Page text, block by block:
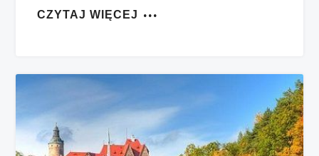
CZYTAJ WIĘCEJ